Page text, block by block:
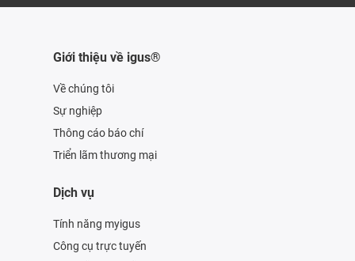
Giới thiệu về igus®
Về chúng tôi
Sự nghiệp
Thông cáo báo chí
Triển lãm thương mại
Dịch vụ
Tính năng myigus
Công cụ trực tuyến